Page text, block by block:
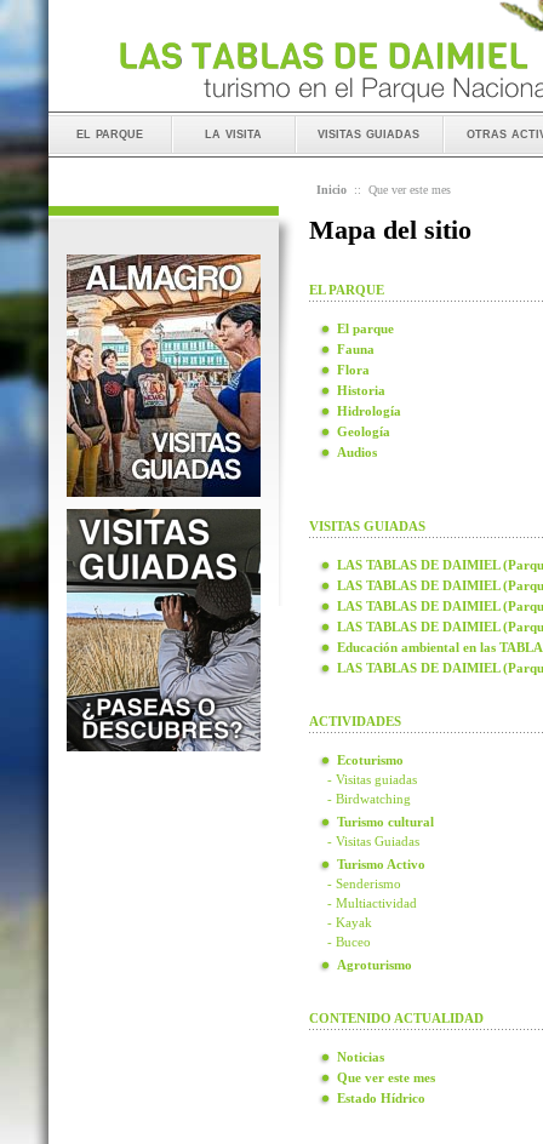
el parque la visita visitas guiadas otras
Inicio :: Que ver este mes
Mapa del sitio
EL PARQUE
El parque
Fauna
Flora
Historia
Hidrología
Geología
Audios
VISITAS GUIADAS
LAS TABLAS DE DAIMIEL
LAS TABLAS DE DAIMIEL
LAS TABLAS DE DAIMIEL
LAS TABLAS DE DAIMIEL
Educación ambiental en las
LAS TABLAS DE DAIMIEL
ACTIVIDADES
Ecoturismo
- Visitas guiadas
- Birdwatching
Turismo cultural
- Visitas Guiadas
Turismo Activo
- Senderismo
- Multiactividad
- Kayak
- Buceo
Agroturismo
CONTENIDO ACTUALIDAD
Noticias
Que ver este mes
Estado Hídrico